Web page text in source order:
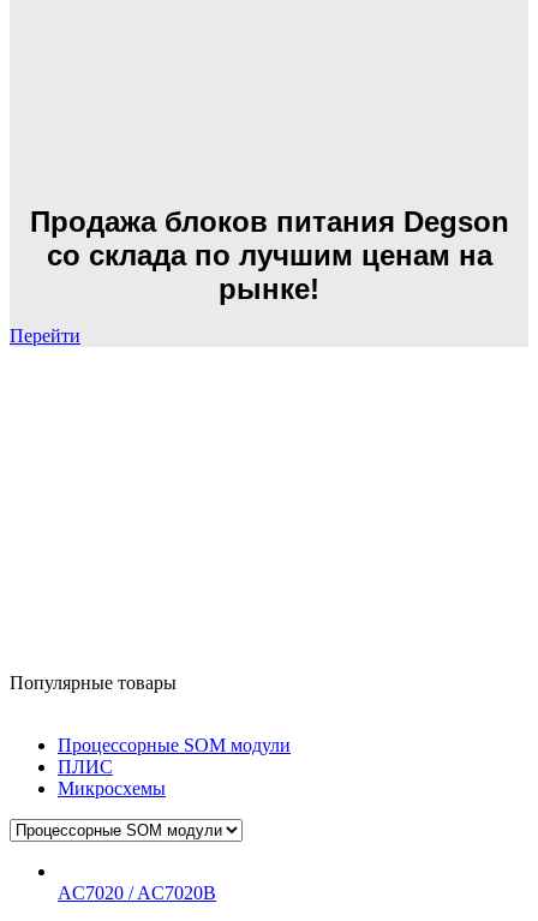
Продажа блоков питания Degson
со склада по лучшим ценам на
рынке!
Перейти
Популярные товары
Процессорные SOM модули
ПЛИС
Микросхемы
AC7020 / AC7020B